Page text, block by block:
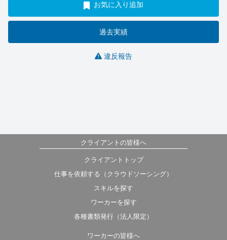
お気に入り追加
過去実績
違反報告
クライアントの皆様へ
クライアントトップ
仕事を依頼する（クラウドソーシング）
スキルを探す
ワーカーを探す
各種書類発行（法人限定）
ワーカーの皆様へ